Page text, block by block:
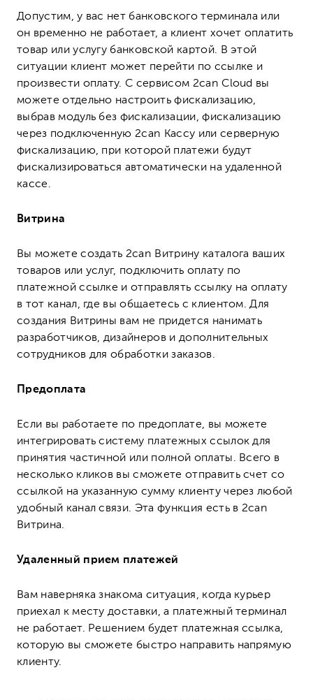
Допустим, у вас нет банковского терминала или
он временно не работает, а клиент хочет оплатить
товар или услугу банковской картой. В этой
ситуации клиент может перейти по ссылке и
произвести оплату. С сервисом 2can Cloud вы
можете отдельно настроить фискализацию,
выбрав модуль без фискализации, фискализацию
через подключенную 2can Кассу или серверную
фискализацию, при которой платежи будут
фискализироваться автоматически на удаленной
кассе.
Витрина
Вы можете создать 2can Витрину каталога ваших
товаров или услуг, подключить оплату по
платежной ссылке и отправлять ссылку на оплату
в тот канал, где вы общаетесь с клиентом. Для
создания Витрины вам не придется нанимать
разработчиков, дизайнеров и дополнительных
сотрудников для обработки заказов.
Предоплата
Если вы работаете по предоплате, вы можете
интегрировать систему платежных ссылок для
принятия частичной или полной оплаты. Всего в
несколько кликов вы сможете отправить счет со
ссылкой на указанную сумму клиенту через любой
удобный канал связи. Эта функция есть в 2can
Витрина.
Удаленный прием платежей
Вам наверняка знакома ситуация, когда курьер
приехал к месту доставки, а платежный терминал
не работает. Решением будет платежная ссылка,
которую вы сможете быстро направить напрямую
клиенту.